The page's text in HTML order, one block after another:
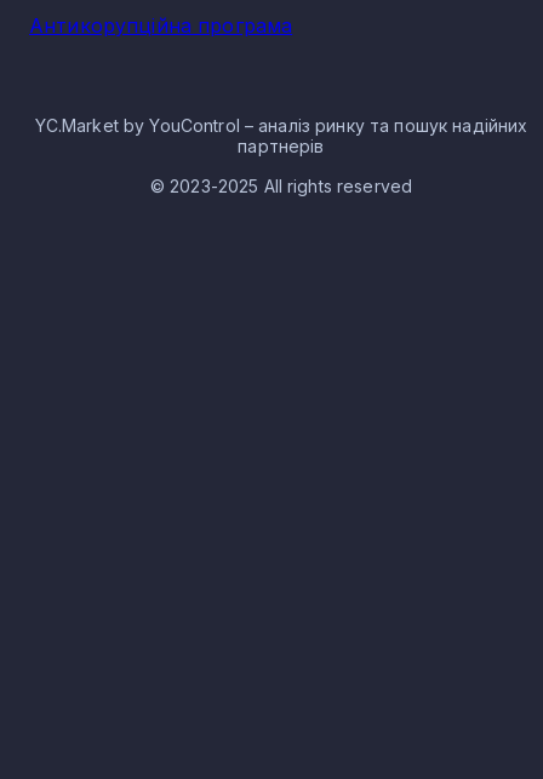
Антикорупційна програма
YC.Market by YouControl – аналіз ринку та пошук надійних
партнерів
© 2023-2025 All rights reserved